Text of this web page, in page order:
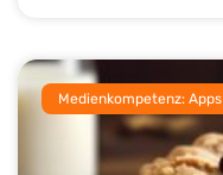
Medienkompetenz: Apps